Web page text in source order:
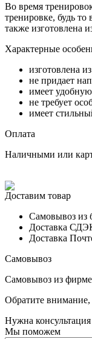
Во время
тренировке, будь
также изготовлена
Характерные
изготовлена
не придает
имеет
не требует
имеет
Оплата
Наличными или
Доставим товар
Самовывоз из
Доставка
Доставка
Самовывоз
Самовывоз из
Обратите внимание,
Нужна консультация
Мы поможем